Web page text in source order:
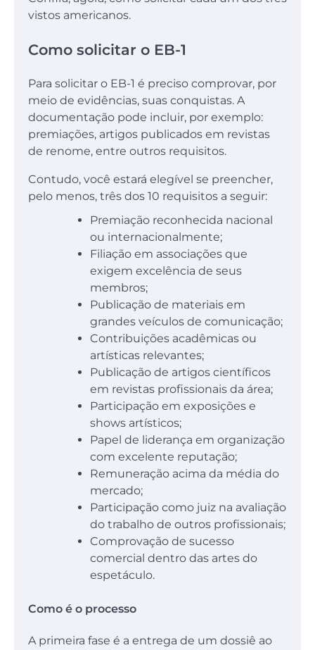
vistos americanos.
Como solicitar o EB-1
Para solicitar o EB-1 é preciso comprovar, por
meio de evidências, suas conquistas. A
documentação pode incluir, por exemplo:
premiações, artigos publicados em revistas
de renome, entre outros requisitos.
Contudo, você estará elegível se preencher,
pelo menos, três dos 10 requisitos a seguir:
Premiação reconhecida nacional
ou internacionalmente;
Filiação em associações que
exigem excelência de seus
membros;
Publicação de materiais em
grandes veículos de comunicação;
Contribuições acadêmicas ou
artísticas relevantes;
Publicação de artigos científicos
em revistas profissionais da área;
Participação em exposições e
shows artísticos;
Papel de liderança em organização
com excelente reputação;
Remuneração acima da média do
mercado;
Participação como juiz na avaliação
do trabalho de outros profissionais;
Comprovação de sucesso
comercial dentro das artes do
espetáculo.
Como é o processo
A primeira fase é a entrega de um dossiê ao